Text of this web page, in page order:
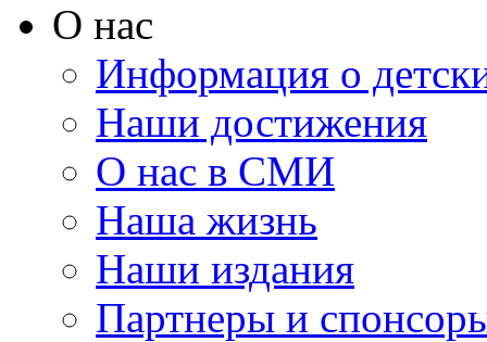
О нас
Информация о
Наши достижения
О нас в СМИ
Наша жизнь
Наши издания
Партнеры и